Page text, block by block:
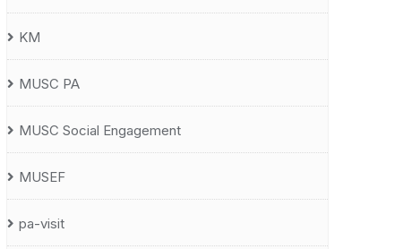
KM
MUSC PA
MUSC Social Engagement
MUSEF
pa-visit